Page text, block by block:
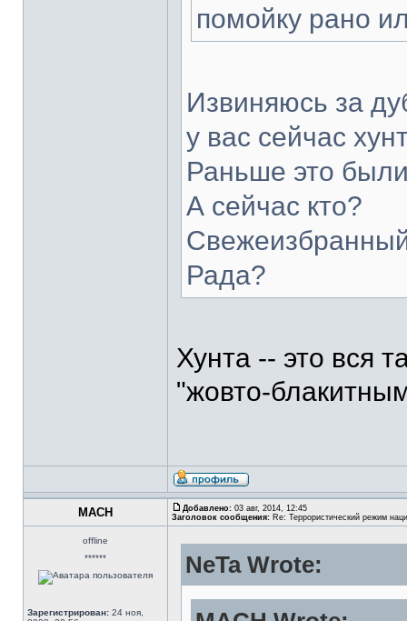
помойку рано
Извиняюсь за
у вас сейчас
Раньше это
А сейчас кто?
Рада?
Хунта -- это вся
"жовто-
MACH Добавлено: 03 авг, 2014, 12:45
Заголовок сообщения: Re: Террористический режим
offline
******
Зарегистрирован: 24 ноя,
NeTa Wrote: